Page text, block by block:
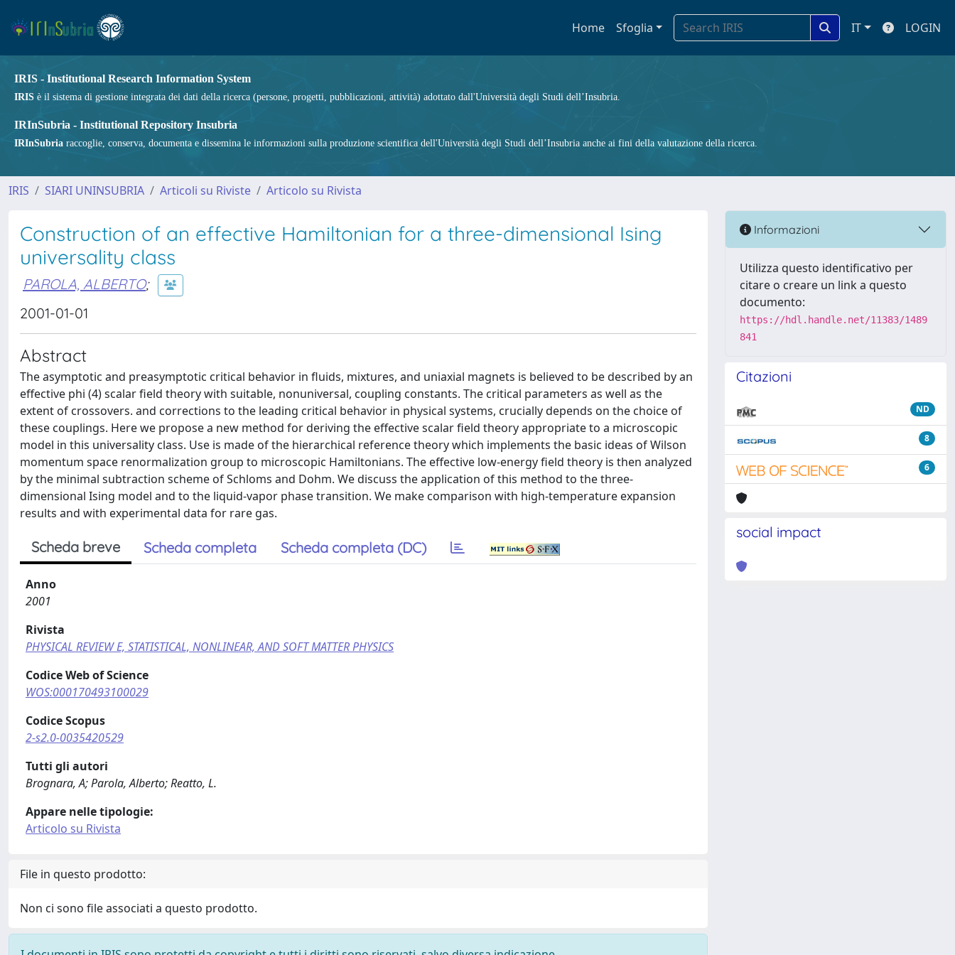
Home Sfoglia IT LOGIN
IRIS - Institutional Research Information System
IRIS è il sistema di gestione integrata dei dati della ricerca (persone, progetti, pubblicazioni, attività) adottato dall'Università degli Studi dell’Insubria.
IRInSubria - Institutional Repository Insubria
IRInSubria raccoglie, conserva, documenta e dissemina le informazioni sulla produzione scientifica dell'Università degli Studi dell’Insubria anche ai fini della valutazione della ricerca.
IRIS SIARI UNINSUBRIA Articoli su Riviste Articolo su Rivista
Construction of an effective Hamiltonian for a three-dimensional Ising
universality class
PAROLA, ALBERTO;
2001-01-01
Abstract
The asymptotic and preasymptotic critical behavior in fluids, mixtures, and uniaxial magnets is believed to be described by an
effective phi (4) scalar field theory with suitable, nonuniversal, coupling constants. The critical parameters as well as the
extent of crossovers. and corrections to the leading critical behavior in physical systems, crucially depends on the choice of
these couplings. Here we propose a new method for deriving the effective scalar field theory appropriate to a microscopic
model in this universality class. Use is made of the hierarchical reference theory which implements the basic ideas of Wilson
momentum space renormalization group to microscopic Hamiltonians. The effective low-energy field theory is then analyzed
by the minimal subtraction scheme of Schloms and Dohm. We discuss the application of this method to the three-
dimensional Ising model and to the liquid-vapor phase transition. We make comparison with high-temperature expansion
results and with experimental data for rare gas.
Scheda breve Scheda completa Scheda completa (DC)
Anno
2001
Rivista
PHYSICAL REVIEW E, STATISTICAL, NONLINEAR, AND SOFT MATTER PHYSICS
Codice Web of Science
WOS:000170493100029
Codice Scopus
2-s2.0-0035420529
Tutti gli autori
Brognara, A; Parola, Alberto; Reatto, L.
Appare nelle tipologie:
Articolo su Rivista
File in questo prodotto:
Non ci sono file associati a questo prodotto.
Informazioni
Utilizza questo identificativo per
citare o creare un link a questo
documento:
https://hdl.handle.net/11383/1489
841
Citazioni
ND
8
6
social impact